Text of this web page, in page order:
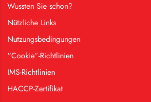
Wussten Sie schon?
Nützliche Links
Nutzungsbedingungen
“Cookie”-Richtlinien
IMS-Richtlinien
HACCP-Zertifikat